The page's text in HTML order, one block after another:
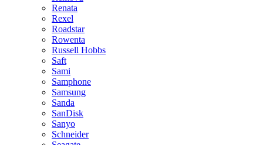
Renata
Rexel
Roadstar
Rowenta
Russell Hobbs
Saft
Sami
Samphone
Samsung
Sanda
SanDisk
Sanyo
Schneider